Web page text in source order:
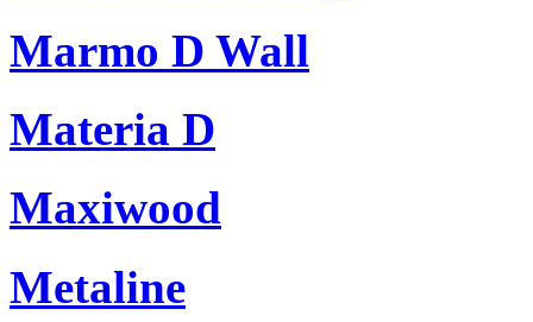
Marmo D Wall
Materia D
Maxiwood
Metaline